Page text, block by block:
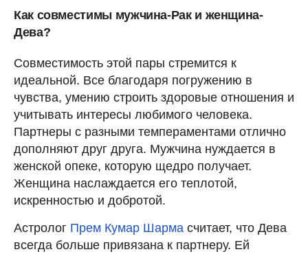
Как совместимы мужчина-Рак и женщина-
Дева?
Совместимость этой пары стремится к
идеальной. Все благодаря погружению в
чувства, умению строить здоровые отношения и
учитывать интересы любимого человека.
Партнеры с разными темпераментами отлично
дополняют друг друга. Мужчина нуждается в
женской опеке, которую щедро получает.
Женщина наслаждается его теплотой,
искренностью и добротой.
Астролог Прем Кумар Шарма считает, что Дева
всегда больше привязана к партнеру. Ей